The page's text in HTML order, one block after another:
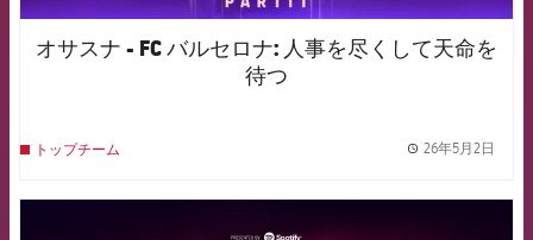
オサスナ - FC バルセロナ: 人事を尽くして天命を
待つ
トップチーム 26年5月2日